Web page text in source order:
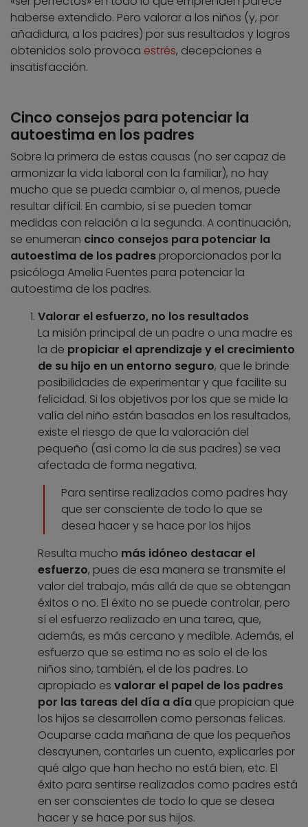
haberse extendido. Pero valorar a los niños (y, por
añadidura, a los padres) por sus resultados y logros
obtenidos solo provoca estrés, decepciones e
insatisfacción.
Cinco consejos para potenciar la
autoestima en los padres
Sobre la primera de estas causas (no ser capaz de
armonizar la vida laboral con la familiar), no hay
mucho que se pueda cambiar o, al menos, puede
resultar difícil. En cambio, sí se pueden tomar
medidas con relación a la segunda. A continuación,
se enumeran cinco consejos para potenciar la
autoestima de los padres proporcionados por la
psicóloga Amelia Fuentes para potenciar la
autoestima de los padres.
Valorar el esfuerzo, no los resultados
La misión principal de un padre o una madre es
la de propiciar el aprendizaje y el crecimiento
de su hijo en un entorno seguro, que le brinde
posibilidades de experimentar y que facilite su
felicidad. Si los objetivos por los que se mide la
valía del niño están basados en los resultados,
existe el riesgo de que la valoración del
pequeño (así como la de sus padres) se vea
afectada de forma negativa.
Para sentirse realizados como padres hay
que ser consciente de todo lo que se
desea hacer y se hace por los hijos
Resulta mucho más idóneo destacar el
esfuerzo, pues de esa manera se transmite el
valor del trabajo, más allá de que se obtengan
éxitos o no. El éxito no se puede controlar, pero
sí el esfuerzo realizado en una tarea, que,
además, es más cercano y medible. Además, el
esfuerzo que se estima no es solo el de los
niños sino, también, el de los padres. Lo
apropiado es valorar el papel de los padres
por las tareas del día a día que propician que
los hijos se desarrollen como personas felices.
Ocuparse cada mañana de que los pequeños
desayunen, contarles un cuento, explicarles por
qué algo que han hecho no está bien, etc. El
éxito para sentirse realizados como padres está
en ser conscientes de todo lo que se desea
hacer y se hace por sus hijos.